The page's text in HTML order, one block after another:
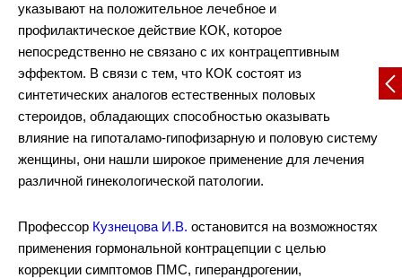
указывают на положительное лечебное и
профилактическое действие КОК, которое
непосредственно не связано с их контрацептивным
эффектом. В связи с тем, что КОК состоят из
синтетических аналогов естественных половых
стероидов, обладающих способностью оказывать
влияние на гипоталамо-гипофизарную и половую систему
женщины, они нашли широкое применение для лечения
различной гинекологической патологии.
Профессор Кузнецова И.В. остановится на возможностях
применения гормональной контрацепции с целью
коррекции симптомов ПМС, гиперандрогении,